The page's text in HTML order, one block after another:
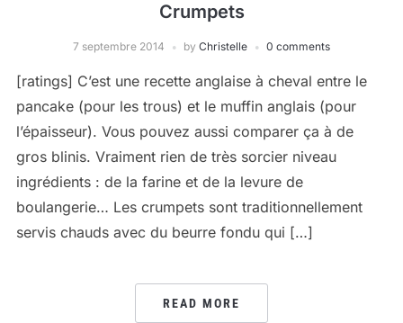
Crumpets
7 septembre 2014 by Christelle 0 comments
[ratings] C’est une recette anglaise à cheval entre le
pancake (pour les trous) et le muffin anglais (pour
l’épaisseur). Vous pouvez aussi comparer ça à de
gros blinis. Vraiment rien de très sorcier niveau
ingrédients : de la farine et de la levure de
boulangerie… Les crumpets sont traditionnellement
servis chauds avec du beurre fondu qui […]
READ MORE